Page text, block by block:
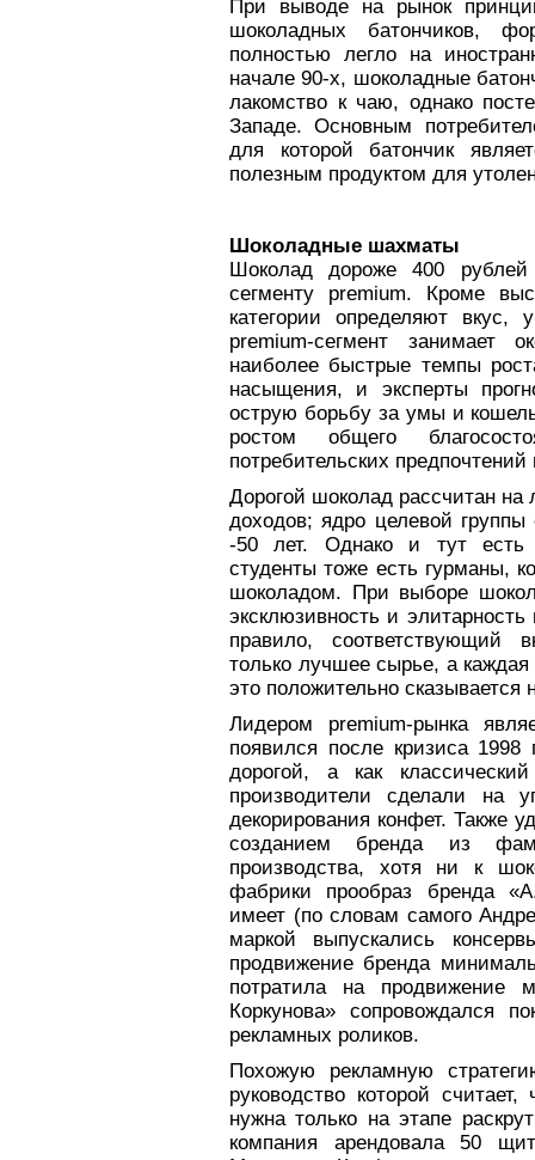
При выводе на рынок
шоколадных батончиков,
полностью легло на
начале 90-х, шоколадные
лакомство к чаю, однако
Западе. Основным
для которой батончик
полезным продуктом для
Шоколадные шахматы
Шоколад дороже 400
сегменту premium. Кроме
категории определяют вкус,
premium-сегмент занимает
наиболее быстрые темпы
насыщения, и эксперты
острую борьбу за умы и
ростом общего
потребительских
Дорогой шоколад рассчитан
доходов; ядро целевой
-50 лет. Однако и тут есть
студенты тоже есть гурманы,
шоколадом. При выборе
эксклюзивность и
правило, соответствующий
только лучшее сырье, а каждая
это положительно сказывается
Лидером premium-рынка
появился после кризиса 1998
дорогой, а как
производители сделали на
декорирования конфет. Также
созданием бренда из
производства, хотя ни к
фабрики прообраз бренда
имеет (по словам самого
маркой выпускались
продвижение бренда
потратила на
Коркунова» сопровождался
рекламных роликов.
Похожую рекламную
руководство которой
нужна только на этапе
компания арендовала 50